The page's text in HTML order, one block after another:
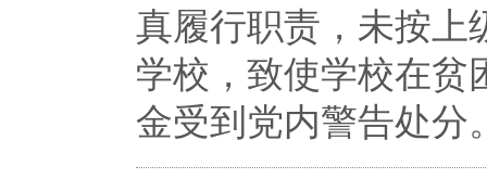
真履行职责，未按上
学校，致使学校在贫
金受到党内警告处分